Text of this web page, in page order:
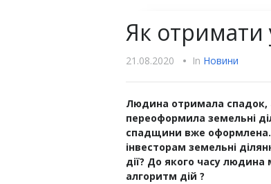
Як отримати
21.08.2020 • In Новини
Людина отримала спадок,
переоформила земельні
спадщини вже оформлена
інвесторам земельні
дії? До якого часу
алгоритм дій ?